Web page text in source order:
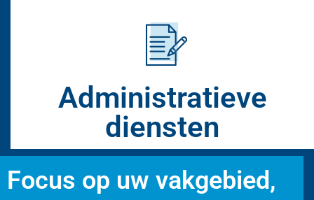
Focus op uw vakgebied,
Administratieve
diensten